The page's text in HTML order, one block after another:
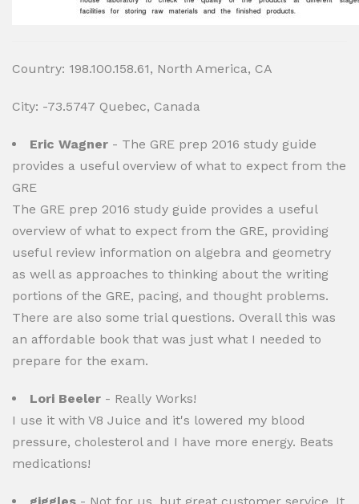
Country: 198.100.158.61, North America, CA
City: -73.5747 Quebec, Canada
Eric Wagner - The GRE prep 2016 study guide
provides a useful overview of what to expect from the
GRE
The GRE prep 2016 study guide provides a useful
overview of what to expect from the GRE, providing
useful review information on algebra and geometry
as well as approaches to thinking about the writing
portions of the GRE, pacing, and thought problems.
There are also some trial questions. Overall this was
an affordable book that was just what I needed to
prepare for the exam.
Lori Beeler - Really Works!
I use it with V8 Juice and it's lowered my blood
pressure, cholesterol and I have more energy. Beats
medications!